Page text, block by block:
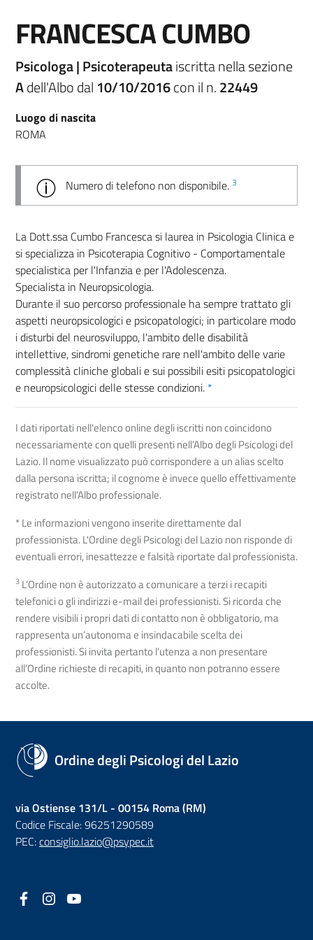
FRANCESCA CUMBO
Psicologa | Psicoterapeutaiscritta nella sezione
Adell'Albo dal 10/10/2016con il n.22449
Luogo di nascita
ROMA
Numero di telefono non disponibile. 3
La Dott.ssa Cumbo Francesca si laurea in Psicologia Clinica e
si specializza in Psicoterapia Cognitivo - Comportamentale
specialistica per l'Infanzia e per l'Adolescenza.
Specialista in Neuropsicologia.
Durante il suo percorso professionale ha sempre trattato gli
aspetti neuropsicologici e psicopatologici; in particolare modo
i disturbi del neurosviluppo, l'ambito delle disabilità
intellettive, sindromi genetiche rare nell'ambito delle varie
complessità cliniche globali e sui possibili esiti psicopatologici
e neuropsicologici delle stesse condizioni. *
I dati riportati nell'elenco online degli iscritti non coincidono
necessariamente con quelli presenti nell’Albo degli Psicologi del
Lazio. Il nome visualizzato può corrispondere a un alias scelto
dalla persona iscritta; il cognome è invece quello effettivamente
registrato nell’Albo professionale.
* Le informazioni vengono inserite direttamente dal
professionista. L'Ordine degli Psicologi del Lazio non risponde di
eventuali errori, inesattezze e falsità riportate dal professionista.
3 L’Ordine non è autorizzato a comunicare a terzi i recapiti
telefonici o gli indirizzi e-mail dei professionisti. Si ricorda che
rendere visibili i propri dati di contatto non è obbligatorio, ma
rappresenta un’autonoma e insindacabile scelta dei
professionisti. Si invita pertanto l’utenza a non presentare
all’Ordine richieste di recapiti, in quanto non potranno essere
accolte.
Ordine degli Psicologi del Lazio
via Ostiense 131/L - 00154 Roma (RM)
Codice Fiscale: 96251290589
PEC:consiglio.lazio@psypec.it
Facebook
(nuova scheda - new tab)
Instagram
(nuova scheda - new tab)